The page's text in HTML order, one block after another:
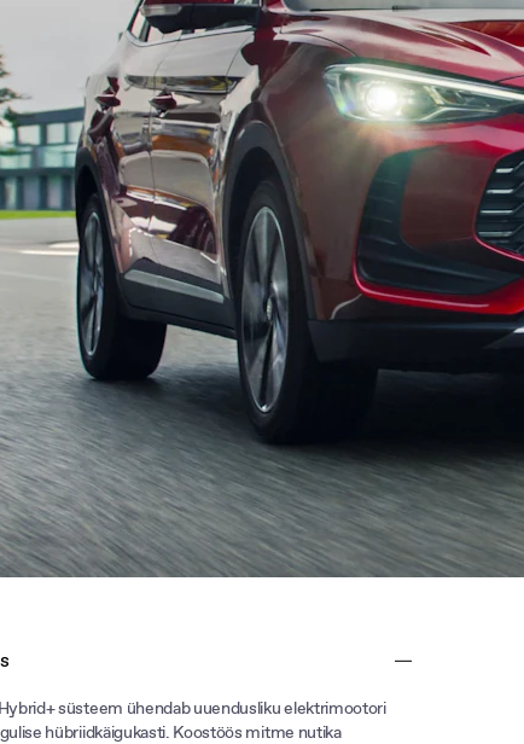
süsteem ühendab uuendusliku elektrimootori
hübriidkäigukasti. Koostöös mitme nutika